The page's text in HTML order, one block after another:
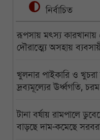
নির্বাচিত
রূপসায় মৎস্য
দৌরাত্ম্যে অসহায়
খুলনার পাইকারি ও
দ্রব্যমূল্যের ঊর্ধ্বগতি,
টানা বর্ষায় রামপালে
বাড়ছে দাম-কমেছে